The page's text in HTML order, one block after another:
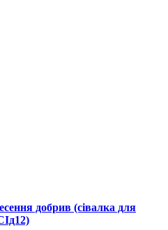
добрив (сівалка для